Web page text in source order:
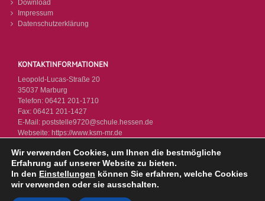
Download
Impressum
Datenschutzerklärung
KONTAKTINFORMATIONEN
Leopold-Lucas-Straße 20
35037 Marburg
Telefon: 06421 201-1710
Fax: 06421 201-1427
E-Mail: poststelle9720@schule.hessen.de
Webseite: https://www.ksm-mr.de
Wir verwenden Cookies, um Ihnen die bestmögliche
Erfahrung auf unserer Website zu bieten.
In den Einstellungen können Sie erfahren, welche Cookies
wir verwenden oder sie ausschalten.